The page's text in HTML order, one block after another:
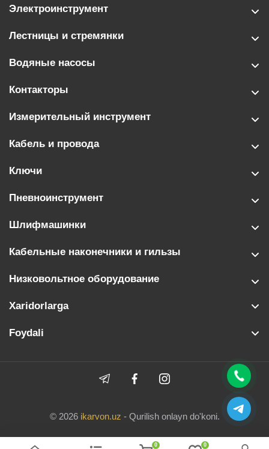
Электроинструмент
Лестницы и стремянки
Водяные насосы
Контакторы
Измерительный инструмент
Кабель и провода
Ключи
Пневноинструмент
Шлифмашинки
Кабельные наконечники и гильзы
Низковольтное оборудование
Xaridorlarga
Foydali
© 2026 ikarvon.uz - Qurilish onlayn do'koni.
0 0